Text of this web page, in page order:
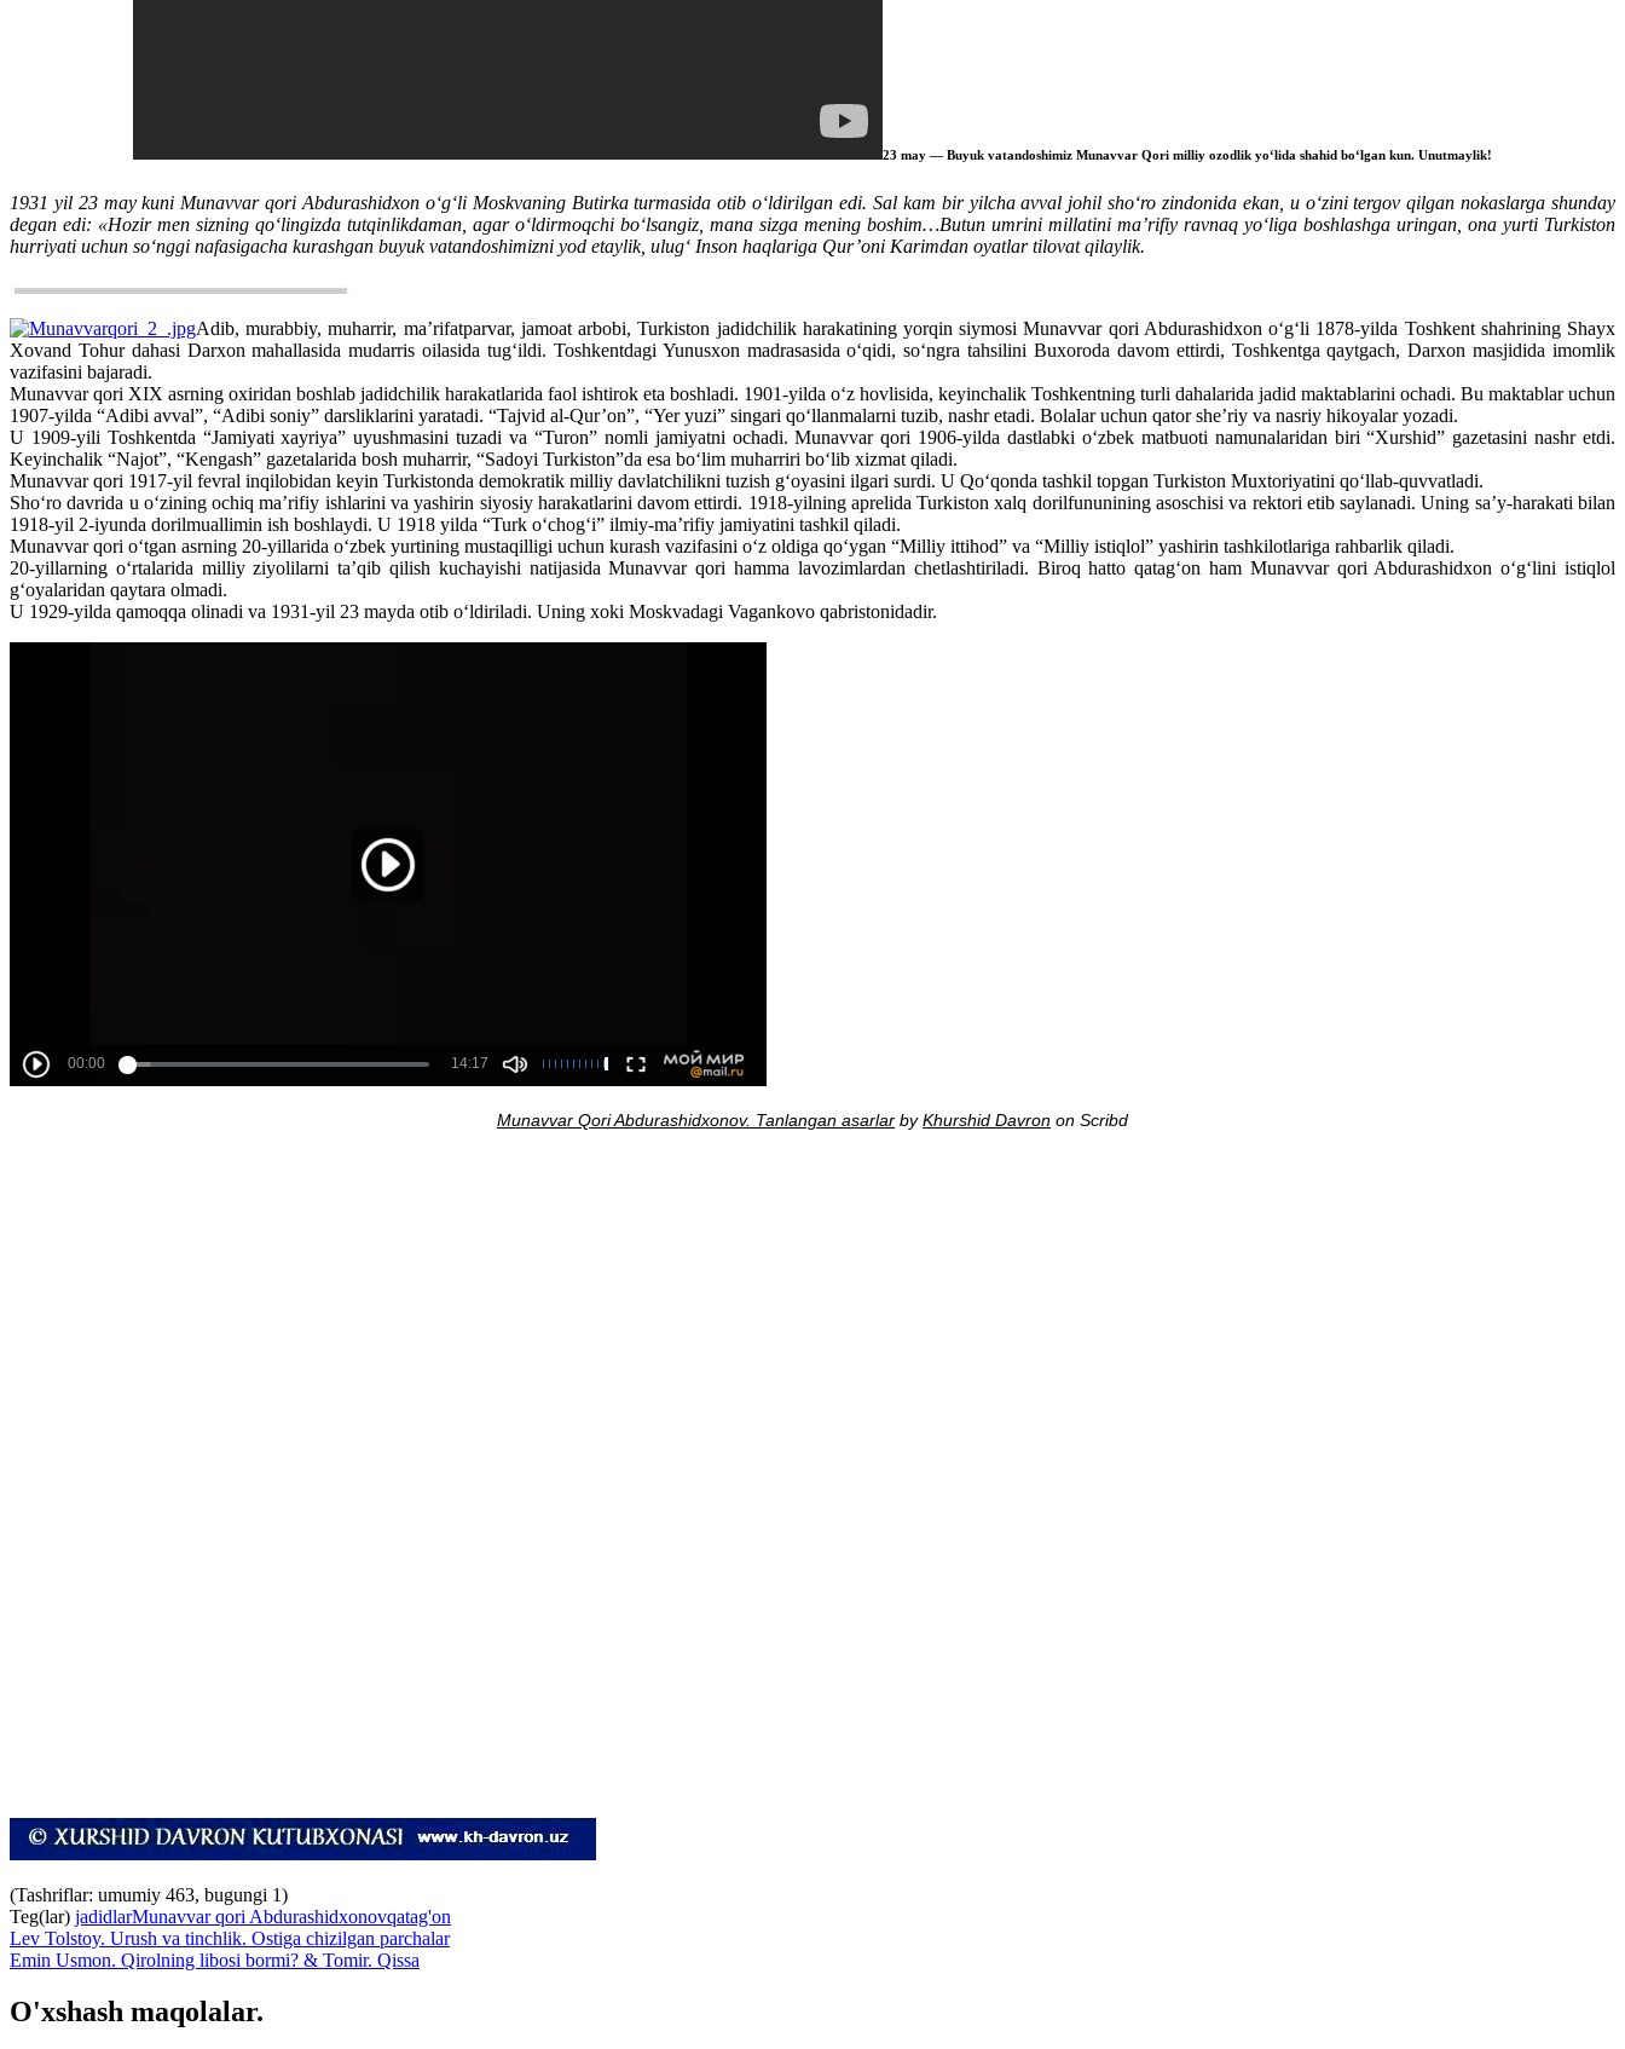
23 may — Buyuk vatandoshimiz Munavvar Qori milliy ozodlik yo‘lida shahid bo‘lgan kun. Unutmaylik!
1931 yil 23 may kuni Munavvar qori Abdurashidxon o‘g‘li Moskvaning Butirka turmasida otib o‘ldirilgan edi. Sal kam bir yilcha avval johil sho‘ro zindonida ekan, u o‘zini tergov qilgan nokaslarga shunday
degan edi: «Hozir men sizning qo‘lingizda tutqinlikdaman, agar o‘ldirmoqchi bo‘lsangiz, mana sizga mening boshim…Butun umrini millatini ma’rifiy ravnaq yo‘liga boshlashga uringan, ona yurti Turkiston
hurriyati uchun so‘nggi nafasigacha kurashgan buyuk vatandoshimizni yod etaylik, ulug‘ Inson haqlariga Qur’oni Karimdan oyatlar tilovat qilaylik.
Adib, murabbiy, muharrir, ma’rifatparvar, jamoat arbobi, Turkiston jadidchilik harakatining yorqin siymosi Munavvar qori Abdurashidxon o‘g‘li 1878-yilda Toshkent shahrining Shayx
Xovand Tohur dahasi Darxon mahallasida mudarris oilasida tug‘ildi. Toshkentdagi Yunusxon madrasasida o‘qidi, so‘ngra tahsilini Buxoroda davom ettirdi, Toshkentga qaytgach, Darxon masjidida imomlik
vazifasini bajaradi.
Munavvar qori XIX asrning oxiridan boshlab jadidchilik harakatlarida faol ishtirok eta boshladi. 1901-yilda o‘z hovlisida, keyinchalik Toshkentning turli dahalarida jadid maktablarini ochadi. Bu maktablar uchun
1907-yilda “Adibi avval”, “Adibi soniy” darsliklarini yaratadi. “Tajvid al-Qur’on”, “Yer yuzi” singari qo‘llanmalarni tuzib, nashr etadi. Bolalar uchun qator she’riy va nasriy hikoyalar yozadi.
U 1909-yili Toshkentda “Jamiyati xayriya” uyushmasini tuzadi va “Turon” nomli jamiyatni ochadi. Munavvar qori 1906-yilda dastlabki o‘zbek matbuoti namunalaridan biri “Xurshid” gazetasini nashr etdi.
Keyinchalik “Najot”, “Kengash” gazetalarida bosh muharrir, “Sadoyi Turkiston”da esa bo‘lim muharriri bo‘lib xizmat qiladi.
Munavvar qori 1917-yil fevral inqilobidan keyin Turkistonda demokratik milliy davlatchilikni tuzish g‘oyasini ilgari surdi. U Qo‘qonda tashkil topgan Turkiston Muxtoriyatini qo‘llab-quvvatladi.
Sho‘ro davrida u o‘zining ochiq ma’rifiy ishlarini va yashirin siyosiy harakatlarini davom ettirdi. 1918-yilning aprelida Turkiston xalq dorilfununining asoschisi va rektori etib saylanadi. Uning sa’y-harakati bilan
1918-yil 2-iyunda dorilmuallimin ish boshlaydi. U 1918 yilda “Turk o‘chog‘i” ilmiy-ma’rifiy jamiyatini tashkil qiladi.
Munavvar qori o‘tgan asrning 20-yillarida o‘zbek yurtining mustaqilligi uchun kurash vazifasini o‘z oldiga qo‘ygan “Milliy ittihod” va “Milliy istiqlol” yashirin tashkilotlariga rahbarlik qiladi.
20-yillarning o‘rtalarida milliy ziyolilarni ta’qib qilish kuchayishi natijasida Munavvar qori hamma lavozimlardan chetlashtiriladi. Biroq hatto qatag‘on ham Munavvar qori Abdurashidxon o‘g‘lini istiqlol
g‘oyalaridan qaytara olmadi.
U 1929-yilda qamoqqa olinadi va 1931-yil 23 mayda otib o‘ldiriladi. Uning xoki Moskvadagi Vagankovo qabristonidadir.
Munavvar Qori Abdurashidxonov. Tanlangan asarlar byKhurshid Davron on Scribd
(Tashriflar: umumiy 463, bugungi 1)
Teg(lar) jadidlarMunavvar qori Abdurashidxonovqatag'on
Lev Tolstoy. Urush va tinchlik. Ostiga chizilgan parchalar
Emin Usmon. Qirolning libosi bormi? & Tomir. Qissa
O'xshash maqolalar.